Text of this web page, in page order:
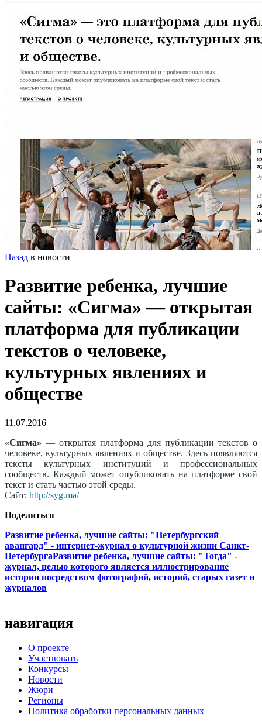
Назад в новости
Развитие ребенка, лучшие
сайты: «Сигма» — открытая
платформа для публикации
текстов о человеке,
культурных явлениях и
обществе
11.07.2016
«Сигма» — открытая платформа для публикации текстов о
человеке, культурных явлениях и обществе. Здесь появляются
тексты культурных институций и профессиональных
сообществ. Каждый может опубликовать на платформе свой
текст и стать частью этой среды.
Сайт: http://syg.ma/
Поделиться
Развитие ребенка, лучшие сайты: "Петербургский
авангард" - интернет-журнал о культурной жизни Санкт-
ПетербургаРазвитие ребенка, лучшие сайты: "Тогда" -
журнал, целью которого является иллюстрирование
истории посредством фотографий, историй, старых газет и
журналов
навигация
О проекте
Участвовать
Конкурсы
Новости
Жюри
Регионы
Политика обработки персональных данных